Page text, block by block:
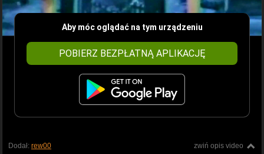
Aby móc oglądać na tym urządzeniu
POBIERZ BEZPŁATNĄ APLIKACJĘ
zwiń opis video
Dodał: rew00